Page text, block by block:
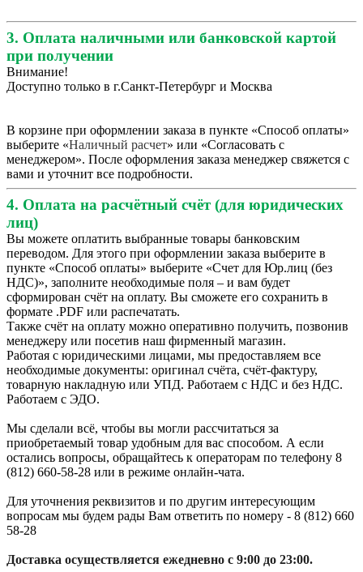
3. Оплата наличными или банковской картой
при получении
Внимание!
Доступно только в г.Санкт-Петербург и Москва
В корзине при оформлении заказа в пункте «Способ оплаты»
выберите «Наличный расчет» или «Согласовать с
менеджером». После оформления заказа менеджер свяжется с
вами и уточнит все подробности.
4. Оплата на расчётный счёт (для юридических
лиц)
Вы можете оплатить выбранные товары банковским
переводом. Для этого при оформлении заказа выберите в
пункте «Способ оплаты» выберите «Счет для Юр.лиц (без
НДС)», заполните необходимые поля – и вам будет
сформирован счёт на оплату. Вы сможете его сохранить в
формате .PDF или распечатать.
Также счёт на оплату можно оперативно получить, позвонив
менеджеру или посетив наш фирменный магазин.
Работая с юридическими лицами, мы предоставляем все
необходимые документы: оригинал счёта, счёт-фактуру,
товарную накладную или УПД. Работаем с НДС и без НДС.
Работаем с ЭДО.
Мы сделали всё, чтобы вы могли рассчитаться за
приобретаемый товар удобным для вас способом. А если
остались вопросы, обращайтесь к операторам по телефону 8
(812) 660-58-28 или в режиме онлайн-чата.
Для уточнения реквизитов и по другим интересующим
вопросам мы будем рады Вам ответить по номеру - 8 (812) 660
58-28
Доставка осуществляется ежедневно с 9:00 до 23:00.